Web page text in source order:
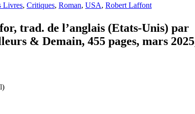
Livres, Critiques, Roman, USA, Robert Laffont
trad. de l’anglais (Etats-Unis) par
& Demain, 455 pages, mars